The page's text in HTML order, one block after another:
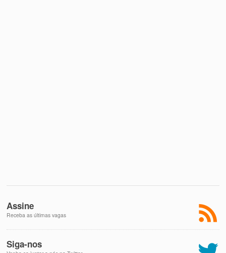
Assine
Receba as últimas vagas
Siga-nos